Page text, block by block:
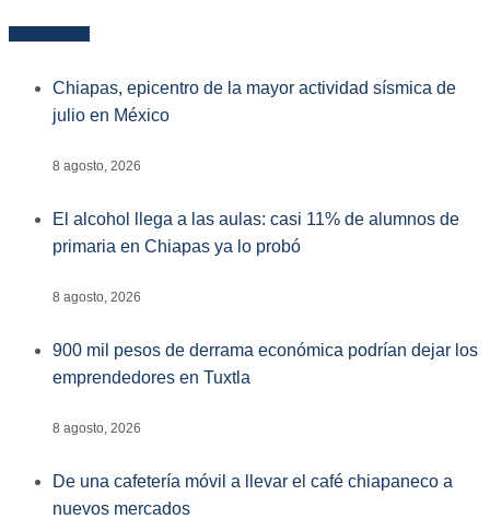
Chiapas, epicentro de la mayor actividad sísmica de
julio en México
8 agosto, 2026
El alcohol llega a las aulas: casi 11% de alumnos de
primaria en Chiapas ya lo probó
8 agosto, 2026
900 mil pesos de derrama económica podrían dejar los
emprendedores en Tuxtla
8 agosto, 2026
De una cafetería móvil a llevar el café chiapaneco a
nuevos mercados